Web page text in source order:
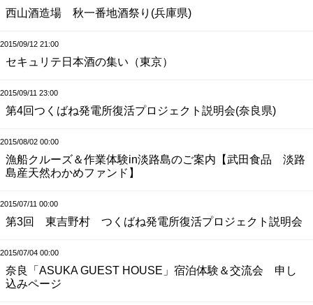
西山酒造場 秋一番地酒祭り(兵庫県)
2015/09/12 21:00
セキュリテ日本酒の集い（東京）
2015/09/11 23:00
第4回つくばね発電所復活プロジェクト説明会(奈良県)
2015/08/02 00:00
漁船クルーズ＆作業体験in淡路島のご案内【武田食品 淡路
島産天然わかめファンド】
2015/07/11 00:00
第3回 東吉野村 つくばね発電所復活プロジェクト説明会
2015/07/04 00:00
奈良「ASUKA GUEST HOUSE」宿泊体験＆交流会 申し
込みページ